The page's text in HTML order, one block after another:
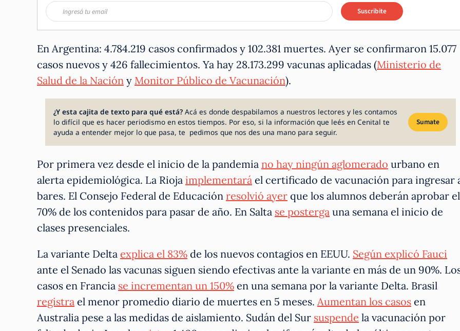
Suscribite
En Argentina: 4.784.219 casos confirmados y 102.381 muertes. Ayer se confirmaron 15.077
casos nuevos y 426 fallecimientos. Ya hay 28.173.299 vacunas aplicadas (Ministerio de
Salud de la Nación y Monitor Público de Vacunación).
¿Y esta cajita de texto para qué está? Acá es donde despabilamos a nuestros lectores y les contamos
lo difícil que es hacer periodismo en estos tiempos. Por eso, si la información que leés en Cenital te
ayuda a entender mejor lo que pasa, te pedimos que nos des una mano para seguir.
Sumate
Por primera vez desde el inicio de la pandemia no hay ningún aglomerado urbano en
alerta epidemiológica. La Rioja implementará el certificado de vacunación para ingresar
bares. El Consejo Federal de Educación resolvió ayer que los alumnos deberán aprobar el
70% de los contenidos para pasar de año. En Salta se posterga una semana el inicio de
clases presenciales.
La variante Delta explica el 83% de los nuevos contagios en EEUU. Según explicó Fauci
ante el Senado las vacunas siguen siendo efectivas ante la variante en más de un 90%.
casos en Francia se incrementan un 150% en una semana por la variante Delta. Brasil
registra el menor promedio diario de muertes en 5 meses. Aumentan los casos en
Australia pese a las medidas de aislamiento. Sudán del Sur suspende la vacunación por